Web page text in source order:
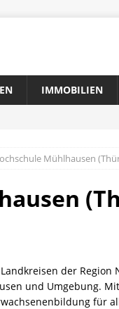
IMMOBILIEN
Mühlhausen
der
und Umgebung.
für